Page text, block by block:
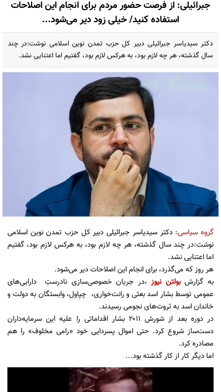
جبرائیلی: از فرصت حضور مردم برای انجام این اصلاحات
استفاده کنید/ خیلی زود دیر می‌شود...
دکتر سیدیاسر جبرائیلی دبیر کل حزب تمدن نوین اسلامی نوشت:در چند
سال گذشته، هر چه لازم بود، به هرکس لازم بود، گفتیم اما اعتنایی نشد.
گروه سیاسی: دکتر سیدیاسر جبرائیلی دبیر کل حزب تمدن نوین اسلامی
نوشت:در چند سال گذشته، هر چه لازم بود، به هرکس لازم بود، گفتیم
اما اعتنایی نشد.
هر روز که می‌گذرد، برای انجام این اصلاحات دیر می‌شود.
به گزارشبولتن نیوز،در جریان خصوصی‌سازی نادرستِ دارایی‌های
عمومی توسط بشار اسد بعثی و رانت‌خواری، چپاول، وابستگان به دولت و
خاندان اسد به ثروت‌های نجومی رسیدند.
در دوره بعد از شورش ۲۰۱۱ بشار اقداماتی را علیه این سرمایه‌داران
دست‌ساز شروع کرد. حتی اموال پسردایی خود «رامی مخلوف» را هم
مصادره کرد.
اما دیگر کار از کار گذشته بود...